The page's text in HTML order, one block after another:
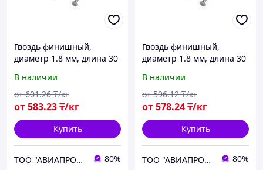
Гвоздь финишный,
диаметр 1.8 мм, длина 30
В наличии
от583.23₸/кг
от 601.26 ₸/кг
Купить
ТОО "АВИАПРОМСТАЛЬ" 80%
Гвоздь финишный,
диаметр 1.8 мм, длина 30
В наличии
от578.24₸/кг
от 596.12 ₸/кг
Купить
ТОО "АВИАПРОМСТАЛЬ" 80%